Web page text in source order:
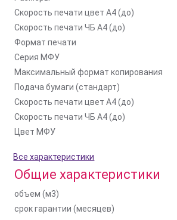
Скорость печати цвет A4 (до)
Скорость печати ЧБ A4 (до)
Формат печати
Серия МФУ
Максимальный формат копирования
Подача бумаги (стандарт)
Скорость печати цвет A4 (до)
Скорость печати ЧБ A4 (до)
Цвет МФУ
Все характеристики
Общие характеристики
объем (м3)
срок гарантии (месяцев)